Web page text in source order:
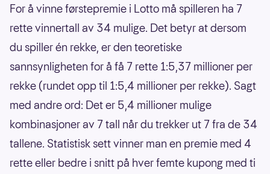
For å vinne førstepremie i Lotto må spilleren ha 7
rette vinnertall av 34 mulige. Det betyr at dersom
du spiller én rekke, er den teoretiske
sannsynligheten for å få 7 rette 1:5,37 millioner per
rekke (rundet opp til 1:5,4 millioner per rekke). Sagt
med andre ord: Det er 5,4 millioner mulige
kombinasjoner av 7 tall når du trekker ut 7 fra de 34
tallene. Statistisk sett vinner man en premie med 4
rette eller bedre i snitt på hver femte kupong med ti